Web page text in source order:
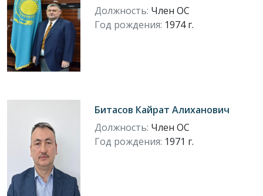
Должность: Член ОС
Год рождения: 1974 г.
Битасов Кайрат Алиханович
Должность: Член ОС
Год рождения: 1971 г.